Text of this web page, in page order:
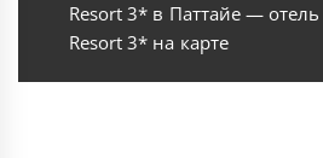
post:
Resort 3* в Паттайе —
Resort 3* на карте